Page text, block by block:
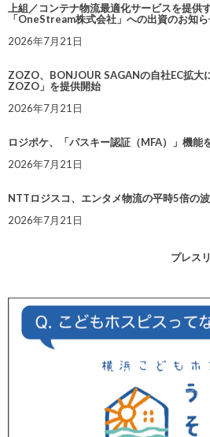
上組／コンテナ物流最適化サービスを提供
「OneStream株式会社」への出資のお知
2026年7月21日
ZOZO、BONJOUR SAGANの自社EC拡
ZOZO」を提供開始
2026年7月21日
ロジポケ、「パスキー認証（MFA）」機能
2026年7月21日
NTTロジスコ、エンタメ物流の平時5倍の
2026年7月21日
プレス